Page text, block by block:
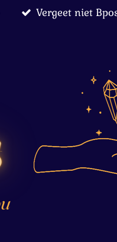
Vergeet niet